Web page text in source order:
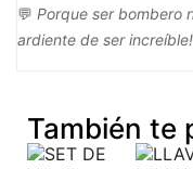
💬 Porque ser bombero
ardiente de ser increíble!
También te